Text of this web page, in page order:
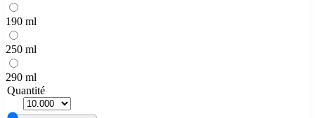
190 ml
250 ml
290 ml
Quantité